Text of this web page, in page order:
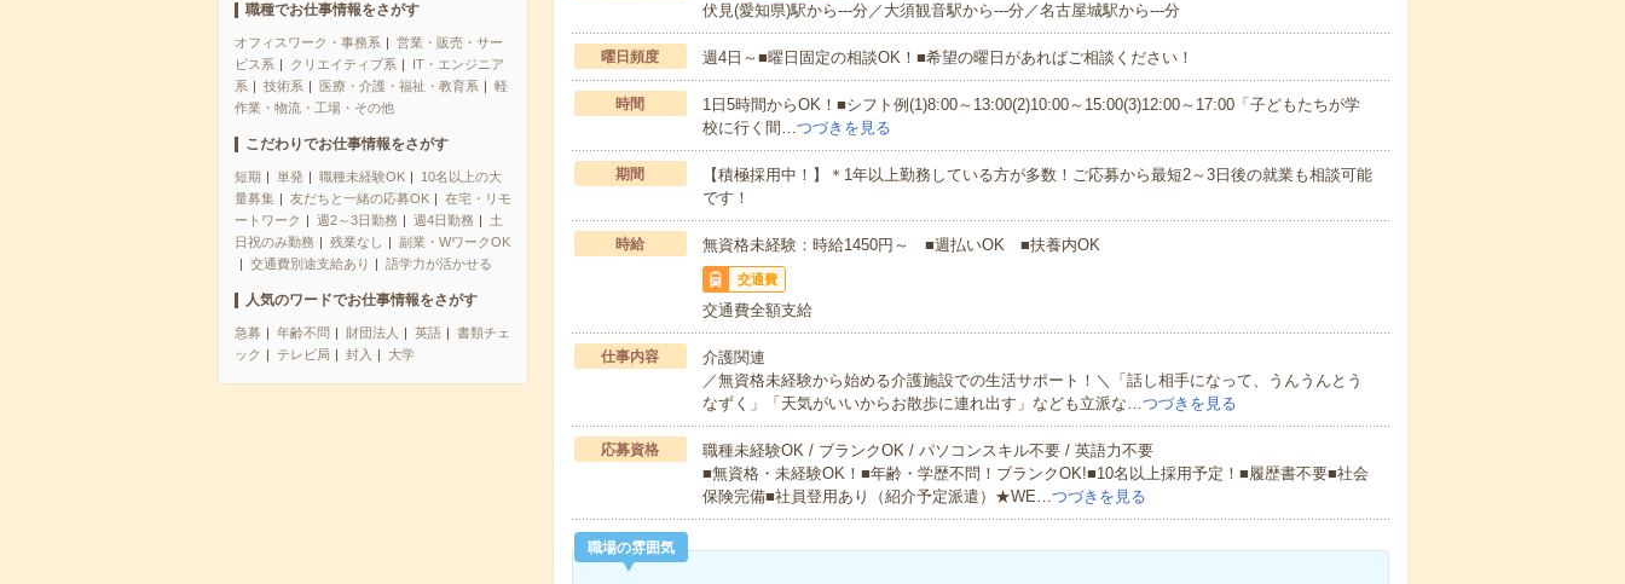
職種でお仕事情報をさがす
オフィスワーク・事務系
営業・販売・サー
ビス系
クリエイティブ系
IT・エンジニア
系
技術系 医療・介護・福祉・教育系
軽
作業・物流・工場・その他
こだわりでお仕事情報をさがす
短期 単発 職種未経験OK
10名以上の大
量募集
友だちと一緒の応募OK
在宅・リモ
ートワーク
週2～3日勤務 週4日勤務
土
日祝のみ勤務
残業なし
副業・WワークOK
交通費別途支給あり
語学力が活かせる
人気のワードでお仕事情報をさがす
急募 年齢不問 財団法人 英語
書類チェ
ック
テレビ局 封入 大学
伏見(愛知県)駅から---分／大須観音駅から---分／名古屋城駅から---分
曜日頻度 週4日～■曜日固定の相談OK！■希望の曜日があればご相談ください！
時間
1日5時間からOK！■シフト例(1)8:00～13:00(2)10:00～15:00(3)12:00～17:00「子どもたちが学
校に行く間…つづきを見る
期間
【積極採用中！】＊1年以上勤務している方が多数！ご応募から最短2～3日後の就業も相談可能
です！
時給 無資格未経験：時給1450円～ ■週払いOK ■扶養内OK
交通費
交通費全額支給
仕事内容
介護関連
／無資格未経験から始める介護施設での生活サポート！＼「話し相手になって、うんうんとう
なずく」「天気がいいからお散歩に連れ出す」なども立派な…つづきを見る
応募資格
職種未経験OK / ブランクOK / パソコンスキル不要 / 英語力不要
■無資格・未経験OK！■年齢・学歴不問！ブランクOK!■10名以上採用予定！■履歴書不要■社会
保険完備■社員登用あり（紹介予定派遣）★WE…つづきを見る
職場の雰囲気